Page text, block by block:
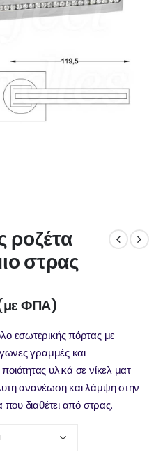
ροζέτα
στρας
ΦΠΑ)
εσωτερικής πόρτας με
γραμμές και
υλικά σε νίκελ ματ
ανανέωση και λάμψη στην
διαθέτει από στρας.